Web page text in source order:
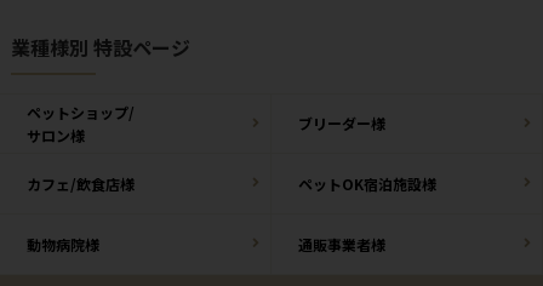
業種様別 特設ページ
ペットショップ/
サロン様
ブリーダー様
カフェ/飲食店様 ペットOK宿泊施設様
動物病院様 通販事業者様